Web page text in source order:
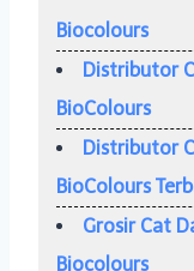
Biocolours
Distributor
BioColours
Distributor
BioColours
Grosir Cat
Biocolours